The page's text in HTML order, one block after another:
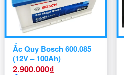
Ắc Quy Bosch 600.085
(12V – 100Ah)
2.900.000₫